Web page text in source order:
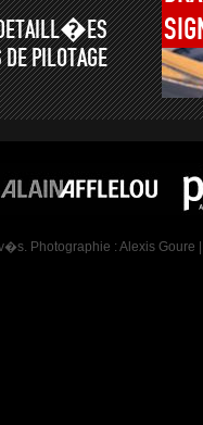
PILOTAGE
Photographie : Alexis Goure